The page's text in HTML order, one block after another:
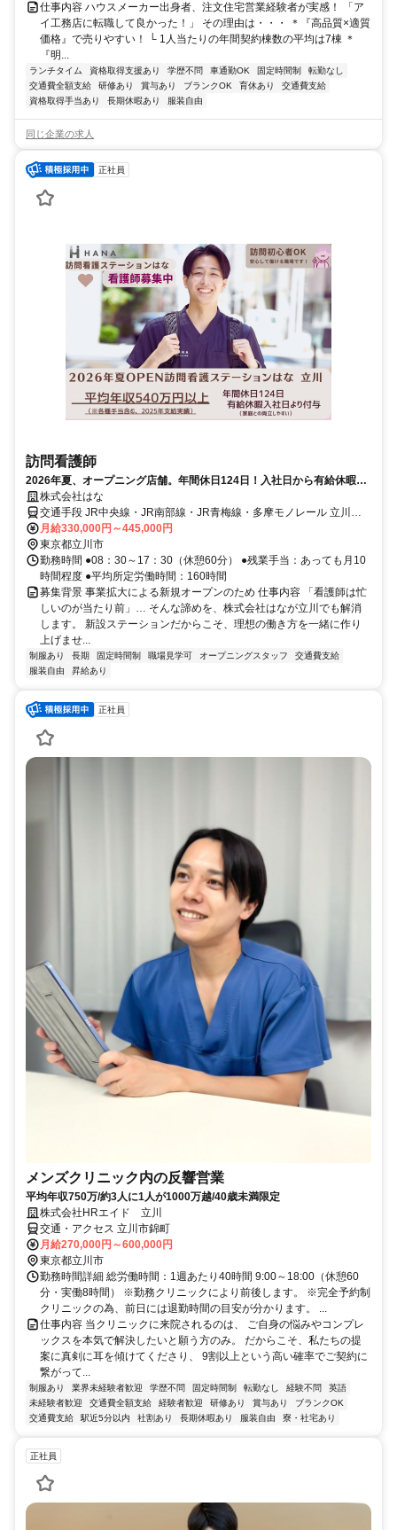
仕事内容 ハウスメーカー出身者、注文住宅営業経験者が実感！ 「ア
イ工務店に転職して良かった！」 その理由は・・・ ＊『高品質×適質
価格』で売りやすい！ └ 1人当たりの年間契約棟数の平均は7棟 ＊
『明...
ランチタイム 資格取得支援あり 学歴不問 車通勤OK 固定時間制
転勤なし
交通費全額支給
研修あり 賞与あり ブランクOK 育休あり
交通費支給
資格取得手当あり
長期休暇あり 服装自由
同じ企業の求人
正社員
訪問看護師
2026年夏、オープニング店舗。年間休日124日！入社日から有給休暇＆
リフレッシュ休暇付与！
株式会社はな
交通手段 JR中央線・JR南部線・JR青梅線・多摩モノレール 立川駅
から徒歩4分 【最寄り駅】 ・ＪＲ青梅線「立川駅」 ・ＪＲ南武線
「立川駅」 ・その他
月給330,000円～445,000円
東京都立川市
勤務時間 ●08：30～17：30（休憩60分） ●残業手当：あっても月10
時間程度 ●平均所定労働時間：160時間
募集背景 事業拡大による新規オープンのため 仕事内容 「看護師は忙
しいのが当たり前」… そんな諦めを、株式会社はなが立川でも解消
します。 新設ステーションだからこそ、理想の働き方を一緒に作り
上げませ...
制服あり 長期 固定時間制 職場見学可 オープニングスタッフ
交通費支給
服装自由
昇給あり
正社員
メンズクリニック内の反響営業
平均年収750万/約3人に1人が1000万越/40歳未満限定
株式会社HRエイド 立川
交通・アクセス 立川市錦町
月給270,000円～600,000円
東京都立川市
勤務時間詳細 総労働時間：1週あたり40時間 9:00～18:00（休憩60
分・実働8時間） ※勤務クリニックにより前後します。 ※完全予約制
クリニックの為、前日には退勤時間の目安が分かります。 ...
仕事内容 当クリニックに来院されるのは、 ご自身の悩みやコンプレ
ックスを本気で解決したいと願う方のみ。 だからこそ、私たちの提
案に真剣に耳を傾けてくださり、 9割以上という高い確率でご契約に
繋がって...
制服あり 業界未経験者歓迎 学歴不問 固定時間制 転勤なし 経験不問
英語
未経験者歓迎
交通費全額支給 経験者歓迎 研修あり 賞与あり
ブランクOK
交通費支給
駅近5分以内 社割あり 長期休暇あり 服装自由 寮・社宅あり
正社員